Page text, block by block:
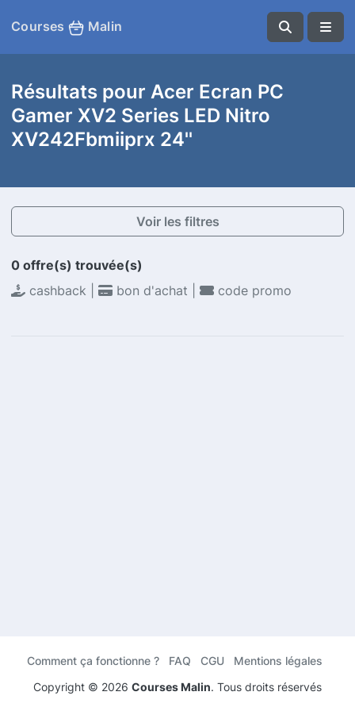
Courses Malin
Résultats pour Acer Ecran PC
Gamer XV2 Series LED Nitro
XV242Fbmiiprx 24''
Voir les filtres
0 offre(s) trouvée(s)
cashback |
bon d'achat | code promo
Comment ça fonctionne ? FAQ CGU
Mentions légales
Copyright © 2026 Courses Malin. Tous droits réservés